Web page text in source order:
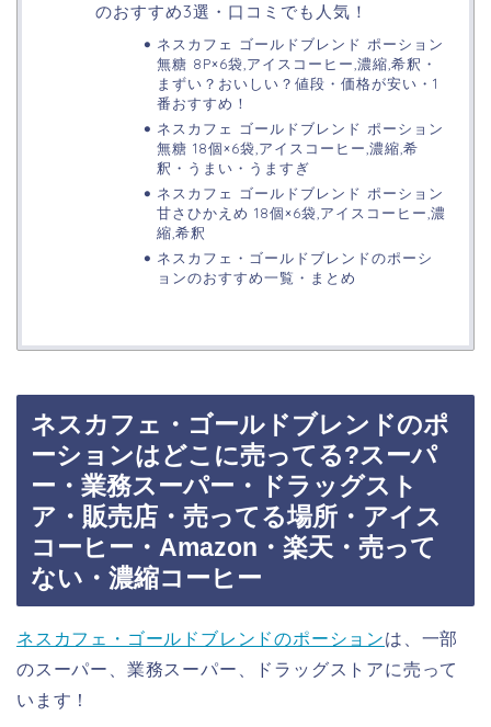
のおすすめ3選・口コミでも人気！
ネスカフェ ゴールドブレンド ポーション
無糖 8P×6袋,アイスコーヒー,濃縮,希釈・
まずい？おいしい？値段・価格が安い・1
番おすすめ！
ネスカフェ ゴールドブレンド ポーション
無糖 18個×6袋,アイスコーヒー,濃縮,希
釈・うまい・うますぎ
ネスカフェ ゴールドブレンド ポーション
甘さひかえめ 18個×6袋,アイスコーヒー,濃
縮,希釈
ネスカフェ・ゴールドブレンドのポーシ
ョンのおすすめ一覧・まとめ
ネスカフェ・ゴールドブレンドのポ
ーションはどこに売ってる?スーパ
ー・業務スーパー・ドラッグスト
ア・販売店・売ってる場所・アイス
コーヒー・Amazon・楽天・売って
ない・濃縮コーヒー
ネスカフェ・ゴールドブレンドのポーションは、一部
のスーパー、業務スーパー、ドラッグストアに売って
います！